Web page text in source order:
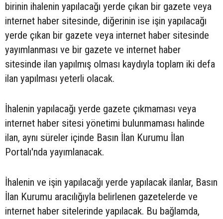
birinin ihalenin yapılacağı yerde çıkan bir gazete veya
internet haber sitesinde, diğerinin ise işin yapılacağı
yerde çıkan bir gazete veya internet haber sitesinde
yayımlanması ve bir gazete ve internet haber
sitesinde ilan yapılmış olması kaydıyla toplam iki defa
ilan yapılması yeterli olacak.
İhalenin yapılacağı yerde gazete çıkmaması veya
internet haber sitesi yönetimi bulunmaması halinde
ilan, aynı süreler içinde Basın İlan Kurumu İlan
Portalı'nda yayımlanacak.
İhalenin ve işin yapılacağı yerde yapılacak ilanlar, Basın
İlan Kurumu aracılığıyla belirlenen gazetelerde ve
internet haber sitelerinde yapılacak. Bu bağlamda,